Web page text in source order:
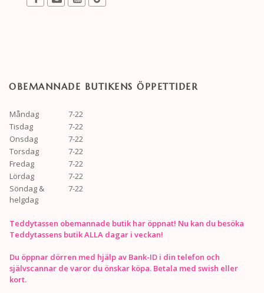
OBEMANNADE BUTIKENS ÖPPETTIDER
Måndag
7-22
Tisdag
7-22
Onsdag
7-22
Torsdag
7-22
Fredag
7-22
Lördag
7-22
Söndag &
helgdag
7-22
Teddytassen obemannade butik har öppnat! Nu kan du besöka
Teddytassens butik ALLA dagar i veckan!
Du öppnar dörren med hjälp av Bank-ID i din telefon och
självscannar de varor du önskar köpa. Betala med swish eller
kort.